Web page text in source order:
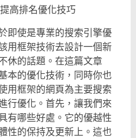
高排名優化技巧
即使是專業的搜索引擎優
用框架技術去設計一個新
休的話題。在這篇文章
本的優化技術，同時你也
用框架的網頁為主要搜索
行優化。首先，讓我們來
有哪些好處。它的優越性
性的保持及更新上。這也